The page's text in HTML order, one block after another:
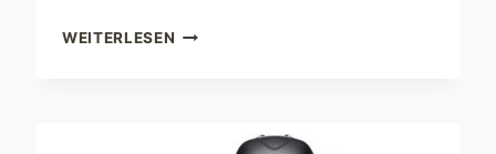
WEITERLESEN JIM